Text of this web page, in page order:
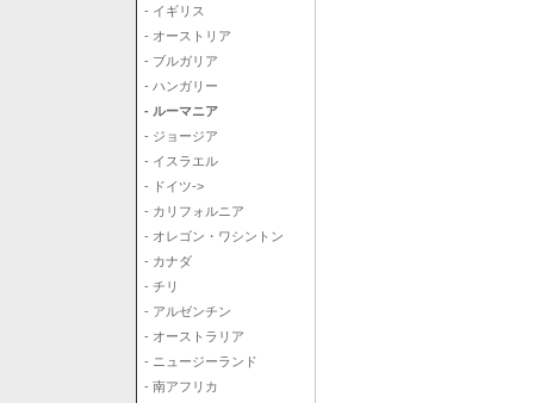
- イギリス
- オーストリア
- ブルガリア
- ハンガリー
- ルーマニア
- ジョージア
- イスラエル
- ドイツ->
- カリフォルニア
- オレゴン・ワシントン
- カナダ
- チリ
- アルゼンチン
- オーストラリア
- ニュージーランド
- 南アフリカ